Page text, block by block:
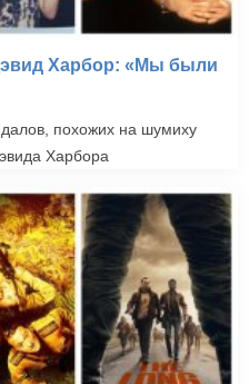
Харбор: «Мы были
похожих на шумиху
Харбора